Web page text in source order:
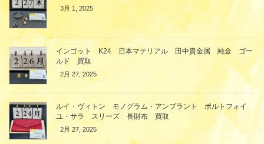
3月 1, 2025
インゴット K24 日本マテリアル 田中貴金属 純金 ゴー
ルド 買取
2月 27, 2025
ルイ・ヴィトン モノグラム・アンプラント ポルトフォイ
ユ・サラ スリーズ 長財布 買取
2月 27, 2025